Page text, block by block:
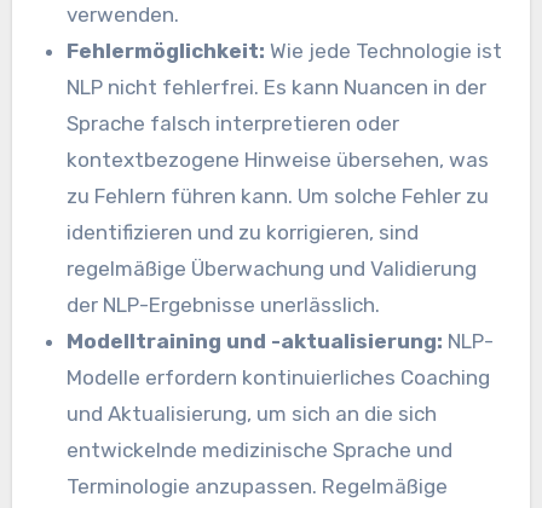
verwenden.
Fehlermöglichkeit: Wie jede Technologie ist
NLP nicht fehlerfrei. Es kann Nuancen in der
Sprache falsch interpretieren oder
kontextbezogene Hinweise übersehen, was
zu Fehlern führen kann. Um solche Fehler zu
identifizieren und zu korrigieren, sind
regelmäßige Überwachung und Validierung
der NLP-Ergebnisse unerlässlich.
Modelltraining und -aktualisierung: NLP-
Modelle erfordern kontinuierliches Coaching
und Aktualisierung, um sich an die sich
entwickelnde medizinische Sprache und
Terminologie anzupassen. Regelmäßige